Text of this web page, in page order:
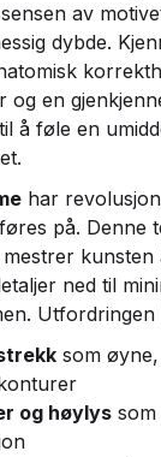
av
dybde.
og en
å føle en
har
på. Denne
kunsten
ned til
som
og høylys